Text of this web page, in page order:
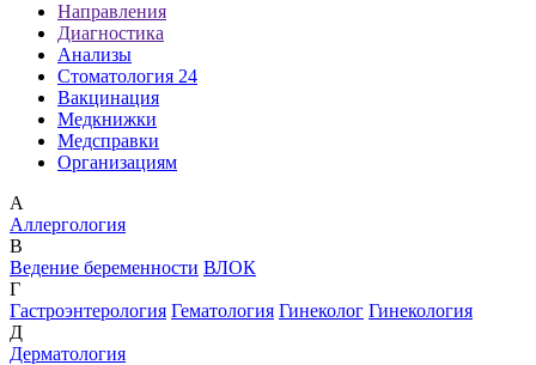
Направления
Диагностика
Анализы
Стоматология 24
Вакцинация
Медкнижки
Медсправки
Организациям
А
Аллергология
В
Ведение беременности ВЛОК
Г
Гастроэнтерология Гематология Гинеколог Гинекология
Д
Дерматология